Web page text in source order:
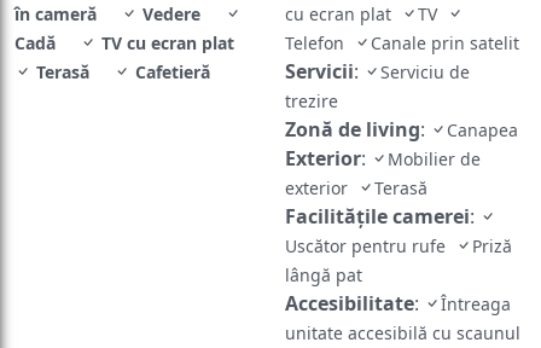
în cameră
Vedere
Cadă
TV cu ecran plat
Terasă
Cafetieră
cu ecran plat
TV
Telefon
Canale prin satelit
Servicii:
Serviciu de
trezire
Zonă de living: Canapea
Exterior:
Mobilier de
exterior
Terasă
Facilităţile camerei:
Uscător pentru rufe
Priză
lângă pat
Accesibilitate:
Întreaga
unitate accesibilă cu scaunul